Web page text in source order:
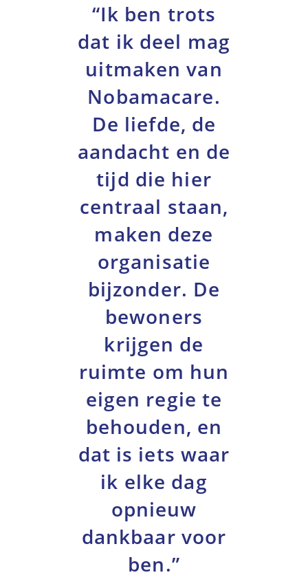
“Ik ben trots
dat ik deel mag
uitmaken van
Nobamacare.
De liefde, de
aandacht en de
tijd die hier
centraal staan,
maken deze
organisatie
bijzonder. De
bewoners
krijgen de
ruimte om hun
eigen regie te
behouden, en
dat is iets waar
ik elke dag
opnieuw
dankbaar voor
ben.”